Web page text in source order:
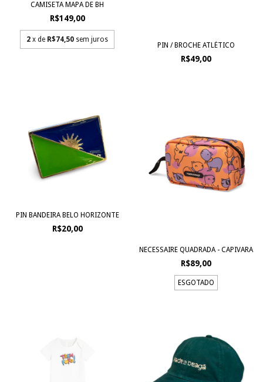
CAMISETA MAPA DE BH
R$149,00
2 x de R$74,50 sem juros
PIN / BROCHE ATLÉTICO
R$49,00
PIN BANDEIRA BELO HORIZONTE
R$20,00
NECESSAIRE QUADRADA - CAPIVARA
R$89,00
ESGOTADO